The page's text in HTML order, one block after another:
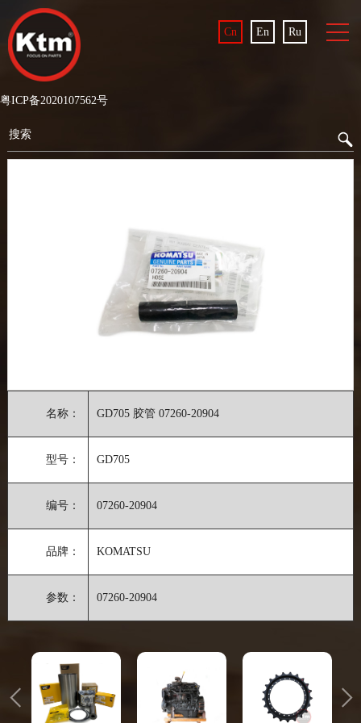
Cn En Ru
粤ICP备2020107562号
名称： GD705 胶管 07260-20904
型号： GD705
编号： 07260-20904
品牌： KOMATSU
参数： 07260-20904